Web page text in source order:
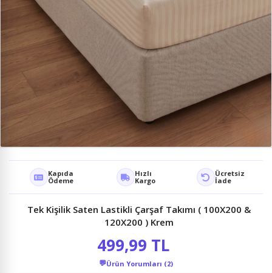
Kapıda
Ödeme
Hızlı
Kargo
Ücretsiz
İade
Tek Kişilik Saten Lastikli Çarşaf Takımı ( 100X200 &
120X200 ) Krem
499,99 TL
💬Ürün Yorumları (2)